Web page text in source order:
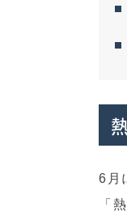
6月
「